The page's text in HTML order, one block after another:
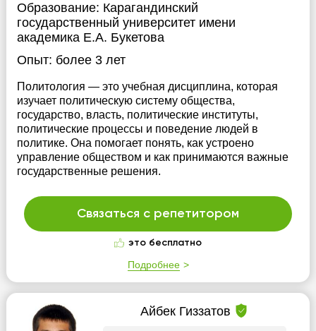
Образование: Карагандинский
государственный университет имени
академика Е.А. Букетова
Опыт: более 3 лет
Политология — это учебная дисциплина, которая
изучает политическую систему общества,
государство, власть, политические институты,
политические процессы и поведение людей в
политике. Она помогает понять, как устроено
управление обществом и как принимаются важные
государственные решения.
Связаться с репетитором
это бесплатно
Подробнее
Айбек Гиззатов